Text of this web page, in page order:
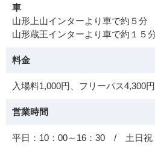
車
山形上山インターより車で約５分
山形蔵王インターより車で約１５
料金
入場料1,000円、フリーパス4,300円
営業時間
平日：10：00～16：30 / 土日祝